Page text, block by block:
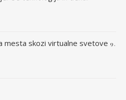
mesta skozi virtualne svetove 9.